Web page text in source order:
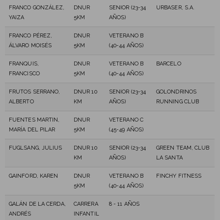
FRANCO GONZÁLEZ,
YAIZA
DNUR
5KM
SENIOR (23-34
AÑOS)
URBASER, S.A.
FRANCO PÉREZ,
ÁLVARO MOISÉS
DNUR
5KM
VETERANO B
(40-44 AÑOS)
FRANQUIS,
FRANCISCO
DNUR
5KM
VETERANO B
(40-44 AÑOS)
BARCELO
FRUTOS SERRANO,
ALBERTO
DNUR 10
KM
SENIOR (23-34
AÑOS)
GOLONDRINOS
RUNNING CLUB
FUENTES MARTIN,
MARÍA DEL PILAR
DNUR
5KM
VETERANO C
(45-49 AÑOS)
FUGLSANG, JULIUS
DNUR 10
KM
SENIOR (23-34
AÑOS)
GREEN TEAM, CLUB
LA SANTA
GAINFORD, KAREN
DNUR
5KM
VETERANO B
(40-44 AÑOS)
FINCHY FITNESS
GALÁN DE LA CERDA,
ANDRÉS
CARRERA
INFANTIL
8 - 11 AÑOS